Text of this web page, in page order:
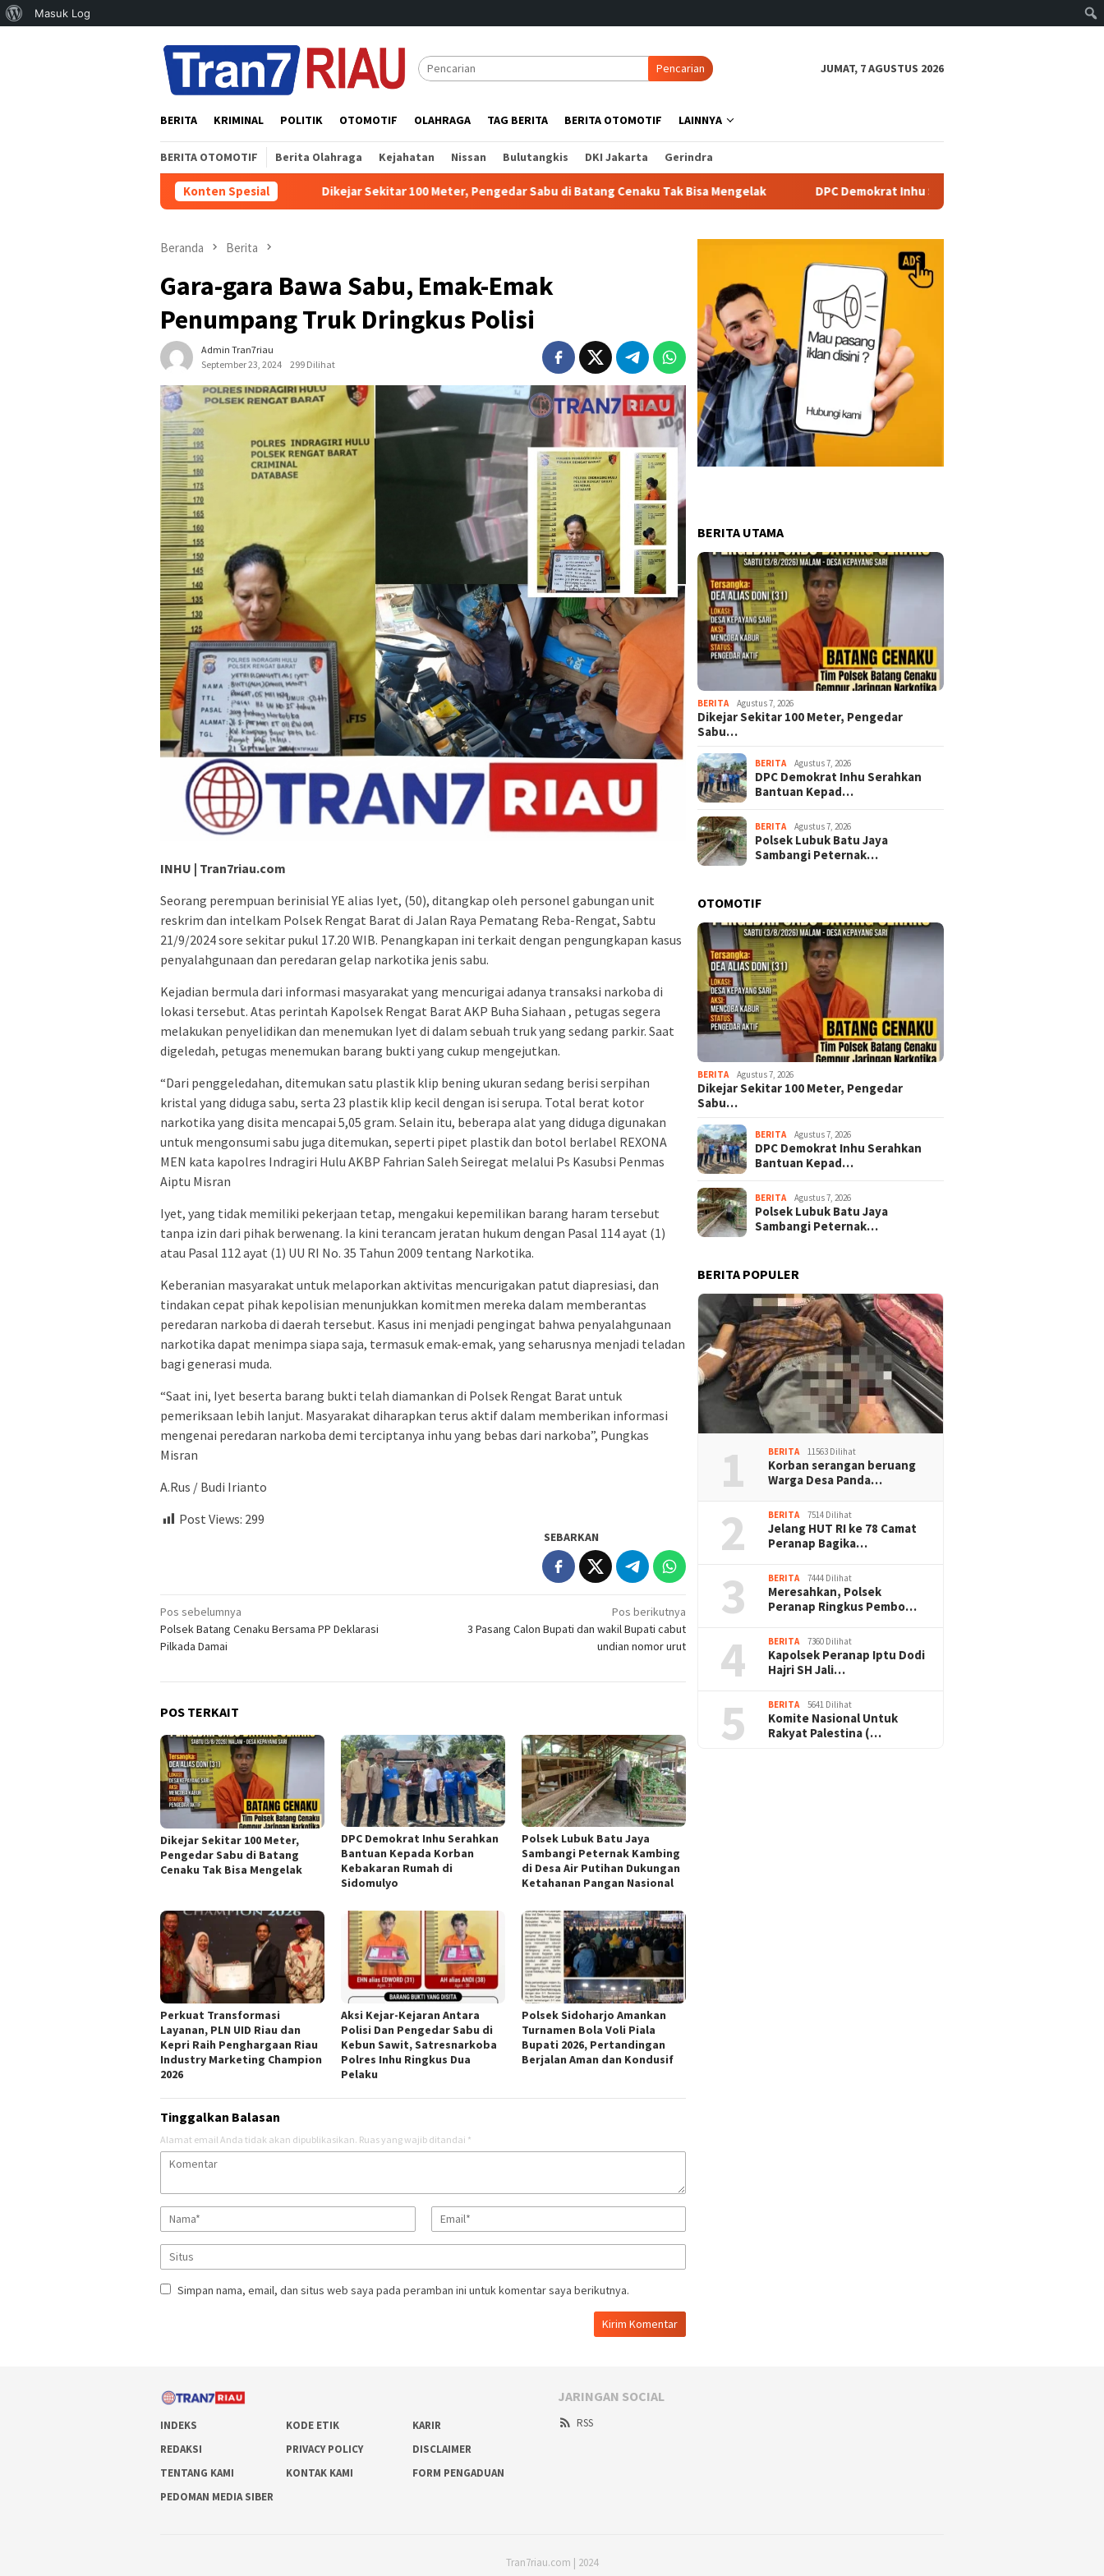
Tentang
Masuk Log
Pencarian JUMAT, 7 AGUSTUS 2026
BERITA KRIMINAL POLITIK OTOMOTIF OLAHRAGA TAG BERITA BERITA OTOMOTIF LAINNYA
BERITA OTOMOTIF Berita Olahraga Kejahatan Nissan Bulutangkis DKI Jakarta Gerindra
Konten Spesial
Dikejar Sekitar 100 Meter, Pengedar Sabu di Batang Cenaku Tak Bisa Mengelak DPC Demokrat Inhu Serahkan Bantuan Kepada Korban Kebakaran
Beranda Berita
Gara-gara Bawa Sabu, Emak-Emak
Penumpang Truk Dringkus Polisi
Admin Tran7riau
September 23, 2024
299 Dilihat
INHU | Tran7riau.com
Seorang perempuan berinisial YE alias Iyet, (50), ditangkap oleh personel gabungan unit
reskrim dan intelkam Polsek Rengat Barat di Jalan Raya Pematang Reba-Rengat, Sabtu
21/9/2024 sore sekitar pukul 17.20 WIB. Penangkapan ini terkait dengan pengungkapan kasus
penyalahgunaan dan peredaran gelap narkotika jenis sabu.
Kejadian bermula dari informasi masyarakat yang mencurigai adanya transaksi narkoba di
lokasi tersebut. Atas perintah Kapolsek Rengat Barat AKP Buha Siahaan , petugas segera
melakukan penyelidikan dan menemukan Iyet di dalam sebuah truk yang sedang parkir. Saat
digeledah, petugas menemukan barang bukti yang cukup mengejutkan.
“Dari penggeledahan, ditemukan satu plastik klip bening ukuran sedang berisi serpihan
kristal yang diduga sabu, serta 23 plastik klip kecil dengan isi serupa. Total berat kotor
narkotika yang disita mencapai 5,05 gram. Selain itu, beberapa alat yang diduga digunakan
untuk mengonsumi sabu juga ditemukan, seperti pipet plastik dan botol berlabel REXONA
MEN kata kapolres Indragiri Hulu AKBP Fahrian Saleh Seiregat melalui Ps Kasubsi Penmas
Aiptu Misran
Iyet, yang tidak memiliki pekerjaan tetap, mengakui kepemilikan barang haram tersebut
tanpa izin dari pihak berwenang. Ia kini terancam jeratan hukum dengan Pasal 114 ayat (1)
atau Pasal 112 ayat (1) UU RI No. 35 Tahun 2009 tentang Narkotika.
Keberanian masyarakat untuk melaporkan aktivitas mencurigakan patut diapresiasi, dan
tindakan cepat pihak kepolisian menunjukkan komitmen mereka dalam memberantas
peredaran narkoba di daerah tersebut. Kasus ini menjadi pengingat bahwa penyalahgunaan
narkotika dapat menimpa siapa saja, termasuk emak-emak, yang seharusnya menjadi teladan
bagi generasi muda.
“Saat ini, Iyet beserta barang bukti telah diamankan di Polsek Rengat Barat untuk
pemeriksaan lebih lanjut. Masyarakat diharapkan terus aktif dalam memberikan informasi
mengenai peredaran narkoba demi terciptanya inhu yang bebas dari narkoba”, Pungkas
Misran
A.Rus / Budi Irianto
Post Views: 299
SEBARKAN
Navigasi
pos
Pos sebelumnya
Polsek Batang Cenaku Bersama PP Deklarasi
Pilkada Damai
Pos berikutnya
3 Pasang Calon Bupati dan wakil Bupati cabut
undian nomor urut
POS TERKAIT
Dikejar Sekitar 100 Meter,
Pengedar Sabu di Batang
Cenaku Tak Bisa Mengelak
DPC Demokrat Inhu Serahkan
Bantuan Kepada Korban
Kebakaran Rumah di
Sidomulyo
Polsek Lubuk Batu Jaya
Sambangi Peternak Kambing
di Desa Air Putihan Dukungan
Ketahanan Pangan Nasional
Perkuat Transformasi
Layanan, PLN UID Riau dan
Kepri Raih Penghargaan Riau
Industry Marketing Champion
2026
Aksi Kejar-Kejaran Antara
Polisi Dan Pengedar Sabu di
Kebun Sawit, Satresnarkoba
Polres Inhu Ringkus Dua
Pelaku
Polsek Sidoharjo Amankan
Turnamen Bola Voli Piala
Bupati 2026, Pertandingan
Berjalan Aman dan Kondusif
Tinggalkan Balasan
Alamat email Anda tidak akan dipublikasikan. Ruas yang wajib ditandai *
Simpan nama, email, dan situs web saya pada peramban ini untuk komentar saya berikutnya.
BERITA UTAMA
BERITA Agustus 7, 2026
Dikejar Sekitar 100 Meter, Pengedar
Sabu…
BERITA Agustus 7, 2026
DPC Demokrat Inhu Serahkan
Bantuan Kepad…
BERITA Agustus 7, 2026
Polsek Lubuk Batu Jaya
Sambangi Peternak…
OTOMOTIF
BERITA Agustus 7, 2026
Dikejar Sekitar 100 Meter, Pengedar
Sabu…
BERITA Agustus 7, 2026
DPC Demokrat Inhu Serahkan
Bantuan Kepad…
BERITA Agustus 7, 2026
Polsek Lubuk Batu Jaya
Sambangi Peternak…
BERITA POPULER
1 BERITA 11563 Dilihat
Korban serangan beruang
Warga Desa Panda…
2 BERITA 7514 Dilihat
Jelang HUT RI ke 78 Camat
Peranap Bagika…
3 BERITA 7444 Dilihat
Meresahkan, Polsek
Peranap Ringkus Pembo…
4 BERITA 7360 Dilihat
Kapolsek Peranap Iptu Dodi
Hajri SH Jali…
5 BERITA 5641 Dilihat
Komite Nasional Untuk
Rakyat Palestina (…
INDEKS KODE ETIK
KARIR
REDAKSI
PRIVACY POLICY
DISCLAIMER
TENTANG KAMI
KONTAK KAMI
FORM PENGADUAN
PEDOMAN MEDIA SIBER
JARINGAN SOCIAL
RSS
Tran7riau.com | 2024